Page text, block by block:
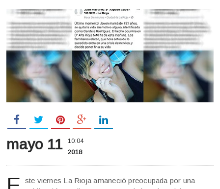
mayo 11 10:04
2018
ste viernes La Rioja amaneció preocupada por una